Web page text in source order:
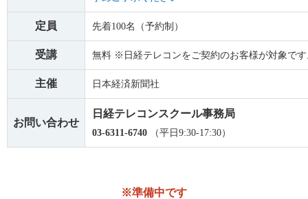
定員 先着100名（予約制）
受講 無料 ※日経テレコンをご契約のお客様が対象で
主催 日本経済新聞社
お問い合わせ
日経テレコンスクール事務局
03-6311-6740 （平日9:30-17:30）
※準備中です